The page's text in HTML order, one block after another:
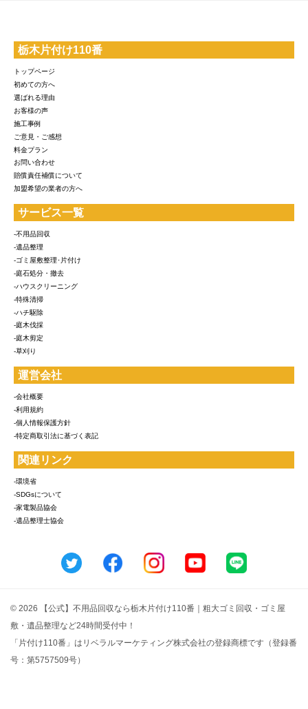
栃木片付け110番
トップページ
初めての方へ
選ばれる理由
お客様の声
施工事例
ご意見・ご感想
料金プラン
お問い合わせ
賠償責任補償について
加盟希望の業者の方へ
サービス一覧
-不用品回収
-遺品整理
-ゴミ屋敷整理･片付け
-庭石処分・撤去
-ハウスクリーニング
-特殊清掃
-ハチ駆除
-庭木伐採
-庭木剪定
-草刈り
運営会社
-会社概要
-利用規約
-個人情報保護方針
-特定商取引法に基づく表記
関連リンク
-環境省
-SDGsについて
-家電製品協会
-遺品整理士協会
© 2026 【公式】不用品回収なら栃木片付け110番｜粗大ゴミ回収・ゴミ屋
敷・遺品整理など24時間受付中！
「片付け110番」はリベラルマーケティング株式会社の登録商標です（登録番
号：第5757509号）